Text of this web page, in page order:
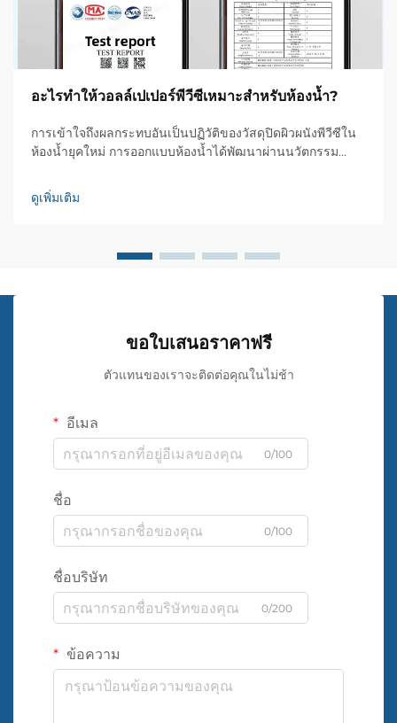
อะไรทำให้วอลล์เปเปอร์พีวีซีเหมาะสำหรับห้องน้ำ?
การเข้าใจถึงผลกระทบอันเป็นปฏิวัติของวัสดุปิดผิวผนังพีวีซีใน
ห้องน้ำยุคใหม่ การออกแบบห้องน้ำได้พัฒนาผ่านนวัตกรรม
เท่ากับผ้าปิดผนังพีวีซี วัสดุปิดผิวผนังที่หลากหลายรูปแบบนี้...
ดูเพิ่มเติม
ขอใบเสนอราคาฟรี
ตัวแทนของเราจะติดต่อคุณในไม่ช้า
อีเมล
0/100
ชื่อ
0/100
ชื่อบริษัท
0/200
ข้อความ